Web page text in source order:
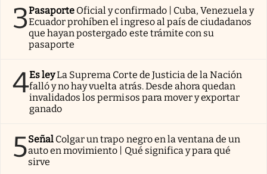
3Pasaporte Oficial y confirmado | Cuba, Venezuela y
Ecuador prohíben el ingreso al país de ciudadanos
que hayan postergado este trámite con su
pasaporte
4Es leyLa Suprema Corte de Justicia de la Nación
falló y no hay vuelta atrás. Desde ahora quedan
invalidados los permisos para mover y exportar
ganado
5Señal Colgar un trapo negro en la ventana de un
auto en movimiento | Qué significa y para qué
sirve